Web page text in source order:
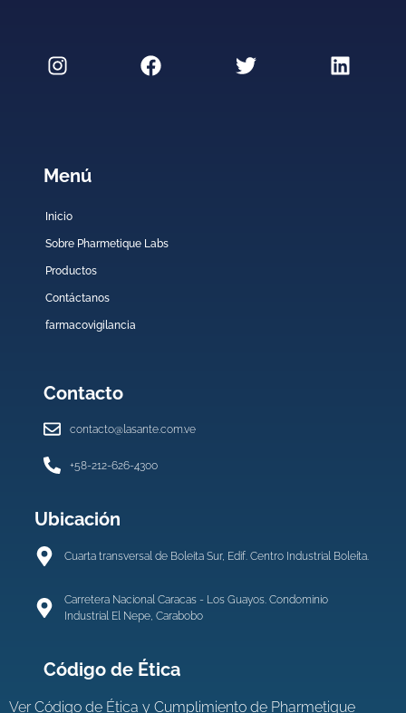
Menú
Inicio
Sobre Pharmetique Labs
Productos
Contáctanos
farmacovigilancia
Contacto
contacto@lasante.com.ve
+58-212-626-4300
Ubicación
Cuarta transversal de Boleita Sur, Edif. Centro Industrial Boleíta.
Carretera Nacional Caracas - Los Guayos. Condominio
Industrial El Nepe, Carabobo
Código de Ética
VerCódigo de Ética y Cumplimiento de Pharmetique